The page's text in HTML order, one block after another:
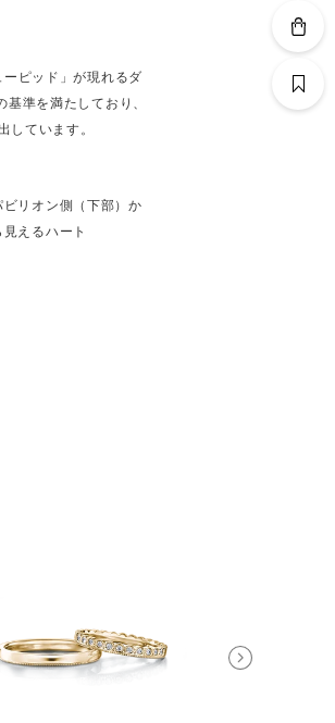
ピッド」が現れるダ
準を満たしており、
しています。
ビリオン側（下部）か
見えるハート